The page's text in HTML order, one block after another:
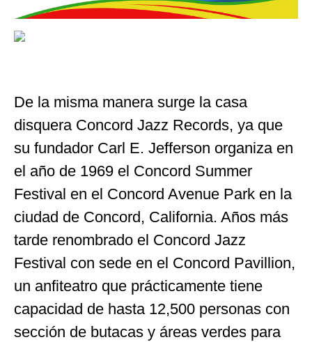
De la misma manera surge la casa
disquera Concord Jazz Records, ya que
su fundador Carl E. Jefferson organiza en
el año de 1969 el Concord Summer
Festival en el Concord Avenue Park en la
ciudad de Concord, California. Años más
tarde renombrado el Concord Jazz
Festival con sede en el Concord Pavillion,
un anfiteatro que prácticamente tiene
capacidad de hasta 12,500 personas con
sección de butacas y áreas verdes para